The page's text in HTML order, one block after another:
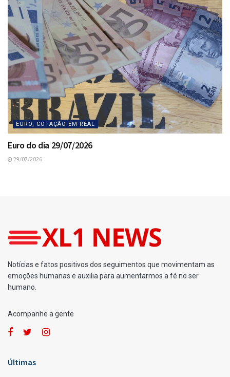
EURO, COTAÇÃO EM REAL
Euro do dia 29/07/2026
29/07/2026
Notícias e fatos positivos dos seguimentos que movimentam as
emoções humanas e auxilia para aumentarmos a fé no ser
humano.
Acompanhe a gente
Últimas